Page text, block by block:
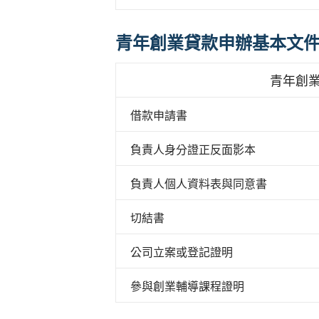
青年創業貸款申辦基本文
青年創
借款申請書
負責人身分證正反面影本
負責人個人資料表與同意書
切結書
公司立案或登記證明
參與創業輔導課程證明